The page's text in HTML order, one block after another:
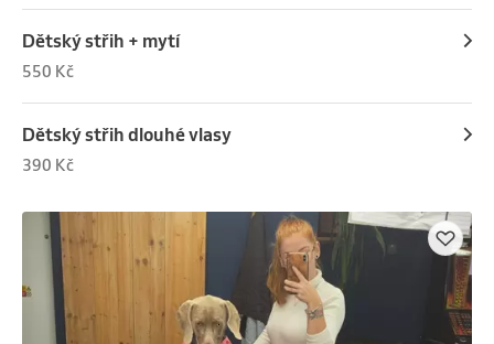
Dětský střih + mytí
550 Kč
Dětský střih dlouhé vlasy
390 Kč